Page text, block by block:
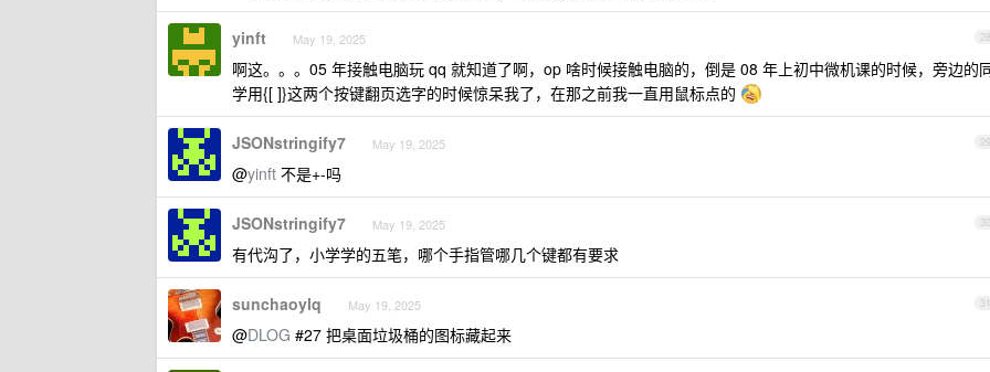
28
yinft May 19, 2025
啊这。。。05 年接触电脑玩 qq 就知道了啊，op 啥时候接触电脑的，倒是 08 年上初中微机课的时候，旁边的
学用{[ ]}这两个按键翻页选字的时候惊呆我了，在那之前我一直用鼠标点的
29
JSONstringify7 May 19, 2025
@yinft 不是+-吗
30
JSONstringify7 May 19, 2025
有代沟了，小学学的五笔，哪个手指管哪几个键都有要求
31
sunchaoylq May 19, 2025
@DLOG #27 把桌面垃圾桶的图标藏起来